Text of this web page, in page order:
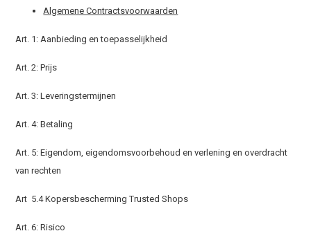
Algemene Contractsvoorwaarden
Art. 1: Aanbieding en toepasselijkheid
Art. 2: Prijs
Art. 3: Leveringstermijnen
Art. 4: Betaling
Art. 5: Eigendom, eigendomsvoorbehoud en verlening en overdracht
van rechten
Art 5.4 Kopersbescherming Trusted Shops
Art. 6: Risico